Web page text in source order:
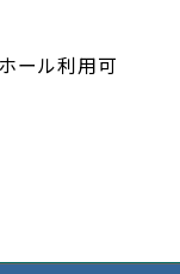
ール利用可